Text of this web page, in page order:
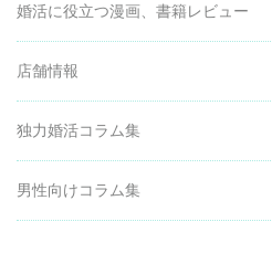
婚活に役立つ漫画、書籍レビュー
店舗情報
独力婚活コラム集
男性向けコラム集